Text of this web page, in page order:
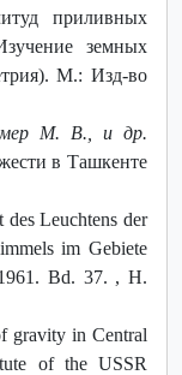
приливных
земных
М.: Изд-во
М. В., и др.
в Ташкенте
des Leuchtens der
im Gebiete
Bd. 37. , H.
gravity in Central
of the USSR